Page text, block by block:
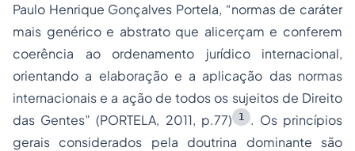
Paulo Henrique Gonçalves Portela, “normas de caráter
mais genérico e abstrato que alicerçam e conferem
coerência ao ordenamento jurídico internacional,
orientando a elaboração e a aplicação das normas
internacionais e a ação de todos os sujeitos de Direito
das Gentes” (PORTELA, 2011, p.77)
1
. Os princípios
gerais considerados pela doutrina dominante são